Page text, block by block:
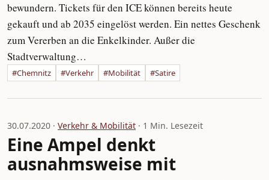
bewundern. Tickets für den ICE können bereits heute
gekauft und ab 2035 eingelöst werden. Ein nettes Geschenk
zum Vererben an die Enkelkinder. Außer die
Stadtverwaltung…
#Chemnitz #Verkehr #Mobilität #Satire
30.07.2020 · Verkehr & Mobilität · 1 Min. Lesezeit
Eine Ampel denkt
ausnahmsweise mit